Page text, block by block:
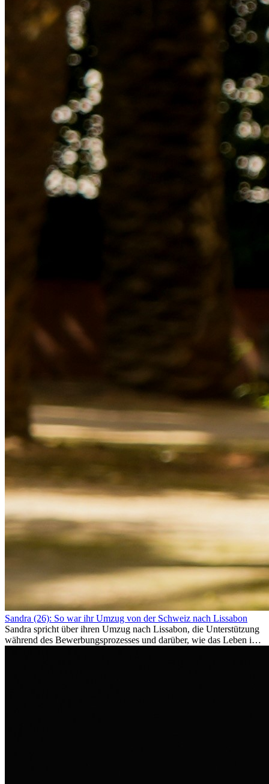
Sandra (26): So war ihr Umzug von der Schweiz nach Lissabon
Sandra spricht über ihren Umzug nach Lissabon, die Unterstützung
während des Bewerbungsprozesses und darüber, wie das Leben im